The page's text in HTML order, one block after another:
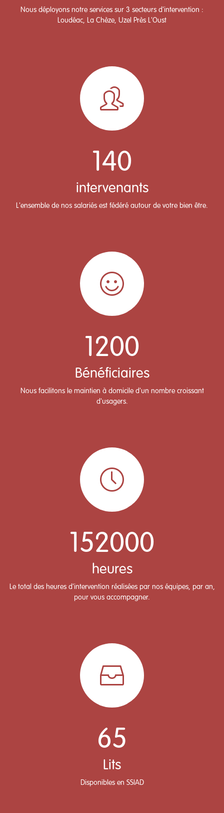
Nous déployons notre services sur 3 secteurs d'intervention :
Loudéac, La Chèze, Uzel Près L'Oust
140
intervenants
L'ensemble de nos salariés est fédéré autour de votre bien être.
1200
Bénéficiaires
Nous facilitons le maintien à domicile d'un nombre croissant
d'usagers.
152000
heures
Le total des heures d'intervention réalisées par nos équipes, par an,
pour vous accompagner.
65
Lits
Disponibles en SSIAD